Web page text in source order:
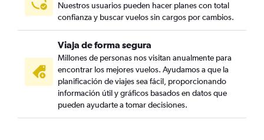
Nuestros usuarios pueden hacer planes con total
confianza y buscar vuelos sin cargos por cambios.
Viaja de forma segura
Millones de personas nos visitan anualmente para
encontrar los mejores vuelos. Ayudamos a que la
planificación de viajes sea fácil, proporcionando
información útil y gráficos basados en datos que
pueden ayudarte a tomar decisiones.